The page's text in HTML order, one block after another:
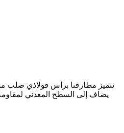
تتميز مطارقنا برأس فولاذي صلب
يضاف إلى السطح المعدني